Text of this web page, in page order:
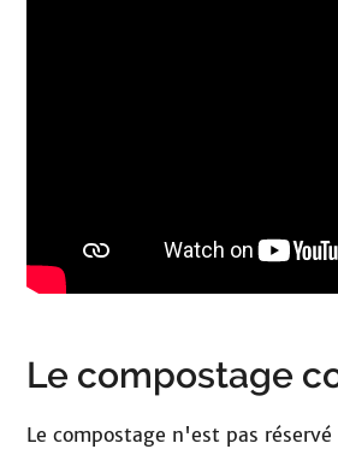
Le compostage
Le compostage n'est pas